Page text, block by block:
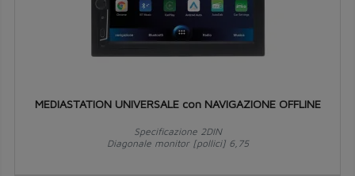
MEDIASTATION UNIVERSALE con NAVIGAZIONE OFFLINE
Specificazione 2DIN
Diagonale monitor [pollici] 6,75